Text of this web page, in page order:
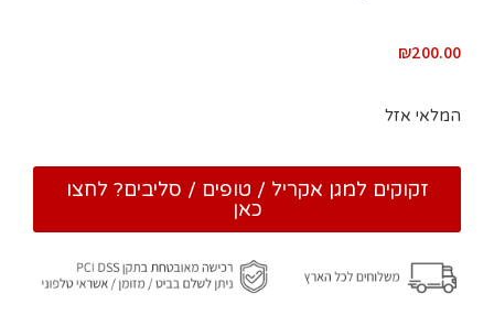
₪200.00
המלאי אזל
זקוקים למגן אקריל / טופים / סליבים? לחצו
כאן